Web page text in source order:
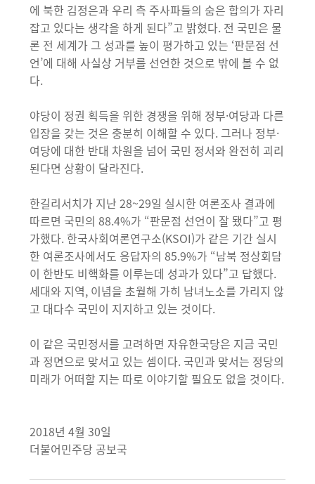
에 북한 김정은과 우리 측 주사파들의 숨은 합의가 자리
잡고 있다는 생각을 하게 된다”고 밝혔다. 전 국민은 물
론 전 세계가 그 성과를 높이 평가하고 있는 ‘판문점 선
언’에 대해 사실상 거부를 선언한 것으로 밖에 볼 수 없
다.
야당이 정권 획득을 위한 경쟁을 위해 정부·여당과 다른
입장을 갖는 것은 충분히 이해할 수 있다. 그러나 정부·
여당에 대한 반대 차원을 넘어 국민 정서와 완전히 괴리
된다면 상황이 달라진다.
한길리서치가 지난 28~29일 실시한 여론조사 결과에
따르면 국민의 88.4%가 “판문점 선언이 잘 됐다”고 평
가했다. 한국사회여론연구소(KSOI)가 같은 기간 실시
한 여론조사에서도 응답자의 85.9%가 “남북 정상회담
이 한반도 비핵화를 이루는데 성과가 있다”고 답했다.
세대와 지역, 이념을 초월해 가히 남녀노소를 가리지 않
고 대다수 국민이 지지하고 있는 것이다.
이 같은 국민정서를 고려하면 자유한국당은 지금 국민
과 정면으로 맞서고 있는 셈이다. 국민과 맞서는 정당의
미래가 어떠할 지는 따로 이야기할 필요도 없을 것이다.
2018년 4월 30일
더불어민주당 공보국